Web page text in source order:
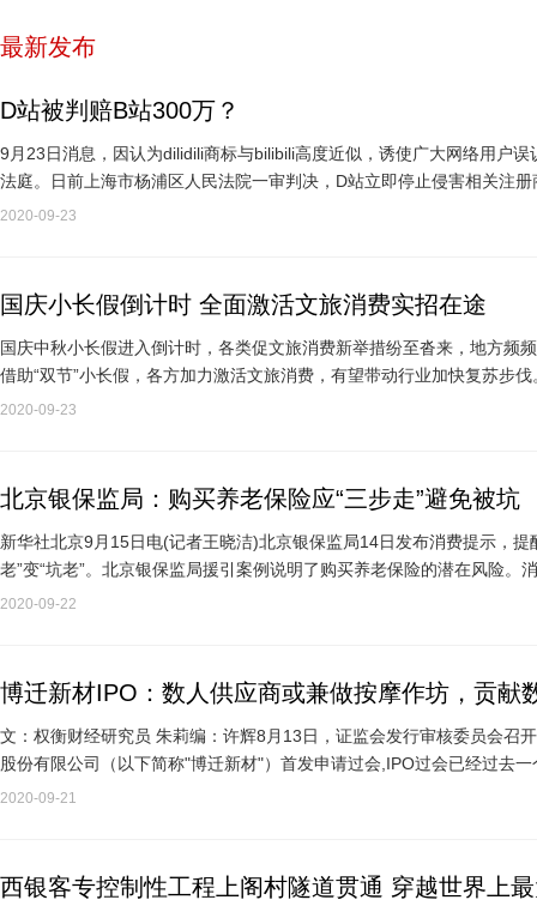
最新发布
D站被判赔B站300万？
9月23日消息，因认为dilidili商标与bilibili高度近似，诱使广大网络用户
法庭。日前上海市杨浦区人民法院一审判决，D站立即停止侵害相关注
响；三被告赔偿…
2020-09-23
国庆小长假倒计时 全面激活文旅消费实招在途
国庆中秋小长假进入倒计时，各类促文旅消费新举措纷至沓来，地方频
借助“双节”小长假，各方加力激活文旅消费，有望带动行业加快复苏步
理工作，提出…
2020-09-23
北京银保监局：购买养老保险应“三步走”避免被坑
新华社北京9月15日电(记者王晓洁)北京银保监局14日发布消费提示，
老”变“坑老”。北京银保监局援引案例说明了购买养老保险的潜在风险
费者入住该保险…
2020-09-22
博迁新材IPO：数人供应商或兼做按摩作坊，贡献
文：权衡财经研究员 朱莉编：许辉8月13日，证监会发行审核委员会召
股份有限公司（以下简称"博迁新材"）首发申请过会,IPO过会已经过去
票不超过…
2020-09-21
西银客专控制性工程上阁村隧道贯通 穿越世界上